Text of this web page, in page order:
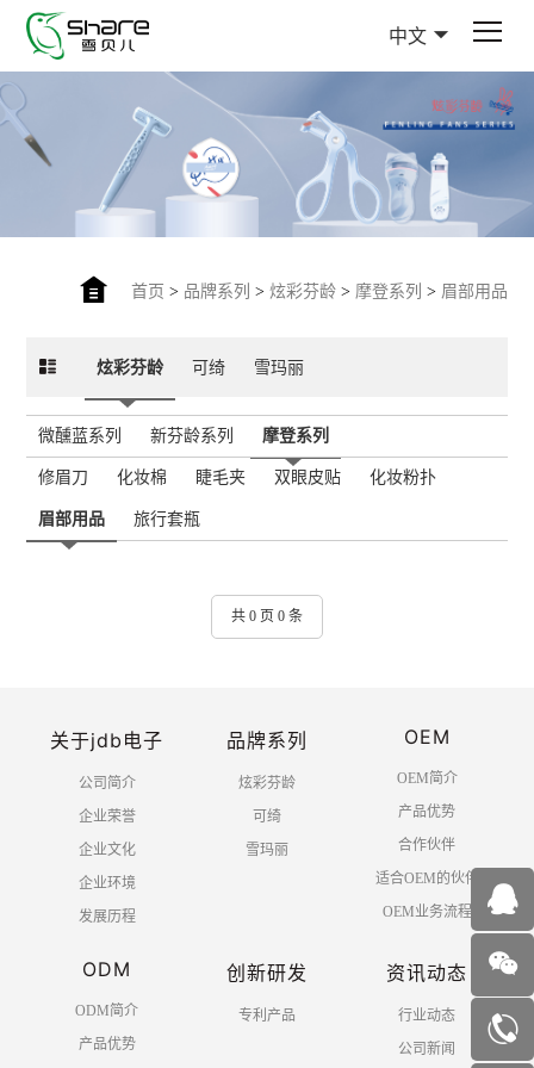
中文
首页 > 品牌系列 > 炫彩芬龄> 摩登系列 > 眉部用品
炫彩芬龄 可绮 雪玛丽
微醺蓝系列 新芬龄系列 摩登系列
修眉刀 化妆棉 睫毛夹 双眼皮贴 化妆粉扑
眉部用品 旅行套瓶
共 0 页 0 条
关于jdb电子
公司简介
企业荣誉
企业文化
企业环境
发展历程
品牌系列
炫彩芬龄
可绮
雪玛丽
OEM
OEM简介
产品优势
合作伙伴
适合OEM的伙伴
OEM业务流程
ODM
ODM简介
产品优势
创新研发
专利产品
资讯动态
行业动态
公司新闻